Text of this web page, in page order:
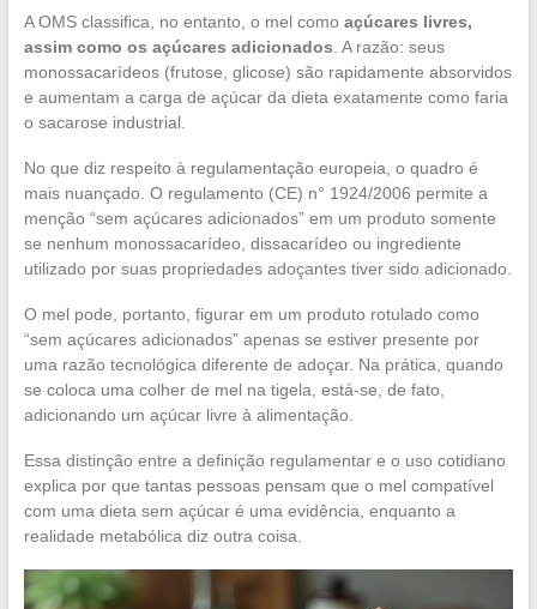
A OMS classifica, no entanto, o mel como açúcares livres,
assim como os açúcares adicionados . A razão: seus
monossacarídeos (frutose, glicose) são rapidamente absorvidos
e aumentam a carga de açúcar da dieta exatamente como faria
o sacarose industrial.
No que diz respeito à regulamentação europeia, o quadro é
mais nuançado. O regulamento (CE) n° 1924/2006 permite a
menção “sem açúcares adicionados” em um produto somente
se nenhum monossacarídeo, dissacarídeo ou ingrediente
utilizado por suas propriedades adoçantes tiver sido adicionado.
O mel pode, portanto, figurar em um produto rotulado como
“sem açúcares adicionados” apenas se estiver presente por
uma razão tecnológica diferente de adoçar. Na prática, quando
se coloca uma colher de mel na tigela, está-se, de fato,
adicionando um açúcar livre à alimentação.
Essa distinção entre a definição regulamentar e o uso cotidiano
explica por que tantas pessoas pensam que o mel compatível
com uma dieta sem açúcar é uma evidência, enquanto a
realidade metabólica diz outra coisa.